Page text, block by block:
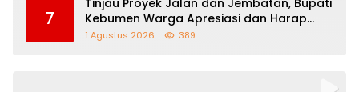
7
Tinjau Proyek Jalan dan Jembatan, Bupati
Kebumen Warga Apresiasi dan Harap
Perbaikan Berlanjut
1 Agustus 2026 389